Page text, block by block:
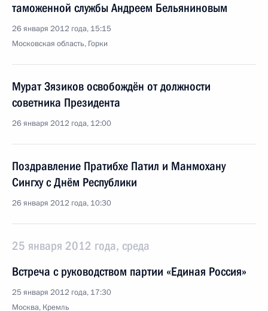
таможенной службы Андреем Бельяниновым
26 января 2012 года, 15:15
Московская область, Горки
Мурат Зязиков освобождён от должности
советника Президента
26 января 2012 года, 12:00
Поздравление Пратибхе Патил и Манмохану
Сингху с Днём Республики
26 января 2012 года, 10:30
25 января 2012 года, среда
Встреча с руководством партии «Единая Россия»
25 января 2012 года, 17:30
Москва, Кремль